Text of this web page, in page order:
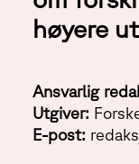
høyere
Ansvarlig
Utgiver:
E-post: